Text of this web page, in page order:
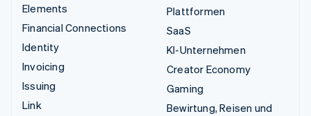
Elements
Financial Connections
Identity
Invoicing
Issuing
Link
Plattformen
SaaS
KI-Unternehmen
Creator Economy
Gaming
Bewirtung, Reisen und